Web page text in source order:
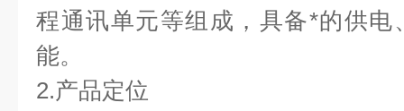
程通讯单元等组成，具备*的供电
能。
2.产品定位